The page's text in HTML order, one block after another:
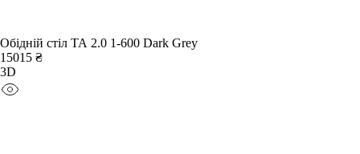
Обідній стіл TA 2.0 1-600 Dark Grey
15015 ₴
3D